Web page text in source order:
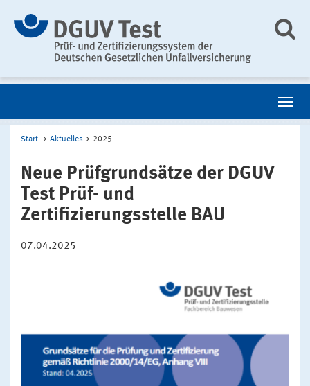
Start Aktuelles 2025
Neue Prüfgrundsätze der DGUV
Test Prüf- und
Zertifizierungsstelle BAU
07.04.2025